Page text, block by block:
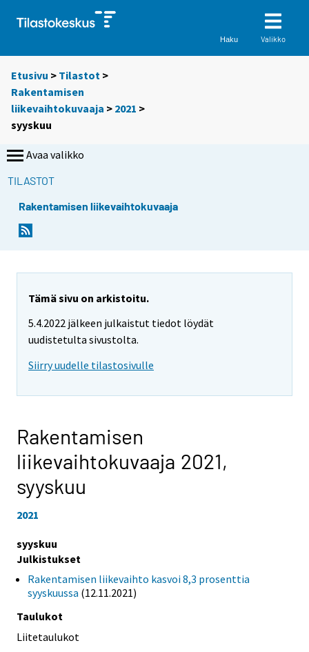
Haku Valikko
Etusivu > Tilastot >
Rakentamisen
liikevaihtokuvaaja > 2021 >
syyskuu
Avaa valikko
TILASTOT
Rakentamisen liikevaihtokuvaaja
Tämä sivu on arkistoitu.
5.4.2022 jälkeen julkaistut tiedot löydät
uudistetulta sivustolta.
Siirry uudelle tilastosivulle
Rakentamisen
liikevaihtokuvaaja 2021,
syyskuu
2021
syyskuu
Julkistukset
Rakentamisen liikevaihto kasvoi 8,3 prosenttia
syyskuussa (12.11.2021)
Taulukot
Liitetaulukot